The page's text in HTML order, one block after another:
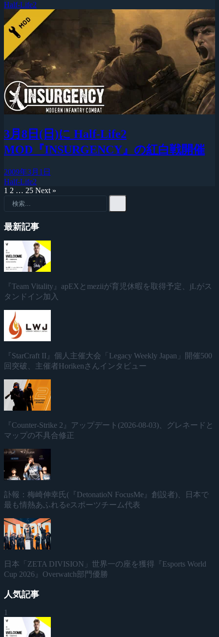
Half-Life2
3月8日(日)に Half-Life2
MOD『INSURGENCY』の紅白戦開催
2009年3月1日
Half-Life2
1 2 … 25 Next »
最新記事
『Team Vitality』apEXとmeziiが育児休暇を取得予定、jLがス
タンドイン加入
『StarCraft II』個人主催大会「Legacy Weekly Japan」開催500
回突破、主催者Horikenさんインタビュー
『Counter-Strike 2』アップデート(2026-08-03)、グレネードと
マップの不具合修正
訃報：梅崎伸幸氏(『DetonatioN FocusMe』創設者)、日本で
最も情熱あふれるeスポーツチーム代表
日本「ZETA DIVISION」世界一の座を獲得『Esports World
Cup 2026』Overwatch部門優勝
人気記事
1